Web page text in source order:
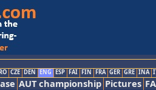
CZE DEN ENG ESP FAI FIN FRA GER GRE INA
AUT championship Pictures